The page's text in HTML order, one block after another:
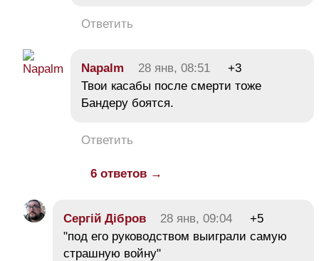
Ответить
Napalm 28 янв, 08:51
+3
Твои касабы после смерти тоже
Бандеру боятся.
Ответить
6 ответов →
Сергій Дібров 28 янв, 09:04
+5
"под его руководством выиграли самую
страшную войну"